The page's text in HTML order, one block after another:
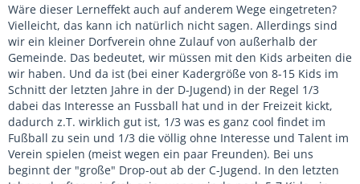
Wäre dieser Lerneffekt auch auf anderem Wege eingetreten?
Vielleicht, das kann ich natürlich nicht sagen. Allerdings sind
wir ein kleiner Dorfverein ohne Zulauf von außerhalb der
Gemeinde. Das bedeutet, wir müssen mit den Kids arbeiten die
wir haben. Und da ist (bei einer Kadergröße von 8-15 Kids im
Schnitt der letzten Jahre in der D-Jugend) in der Regel 1/3
dabei das Interesse an Fussball hat und in der Freizeit kickt,
dadurch z.T. wirklich gut ist, 1/3 was es ganz cool findet im
Fußball zu sein und 1/3 die völlig ohne Interesse und Talent im
Verein spielen (meist wegen ein paar Freunden). Bei uns
beginnt der "große" Drop-out ab der C-Jugend. In den letzten